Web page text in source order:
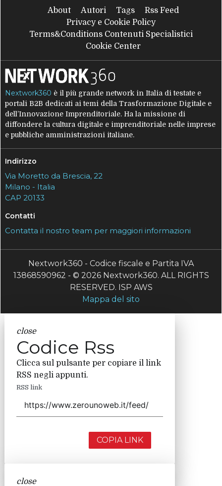
About Autori Tags
Rss Feed
Privacy e Cookie Policy
Terms&Conditions Contenuti Specialistici
Cookie Center
Nextwork360 è il più grande network in Italia di testate e
portali B2B dedicati ai temi della Trasformazione Digitale e
dell’Innovazione Imprenditoriale. Ha la missione di
diffondere la cultura digitale e imprenditoriale nelle imprese
e pubbliche amministrazioni italiane.
Indirizzo
Via Moretto da Brescia, 22
Milano - Italia
CAP 20133
Contatti
Contatta il nostro team per maggiori informazioni
Nextwork360 - Codice fiscale e Partita IVA
13868590962 - © 2026 Nextwork360. ALL RIGHTS
RESERVED. ISP AWS
Mappa del sito
close
Codice Rss
Clicca sul pulsante per copiare il link
RSS negli appunti.
RSS link
COPIA LINK
close